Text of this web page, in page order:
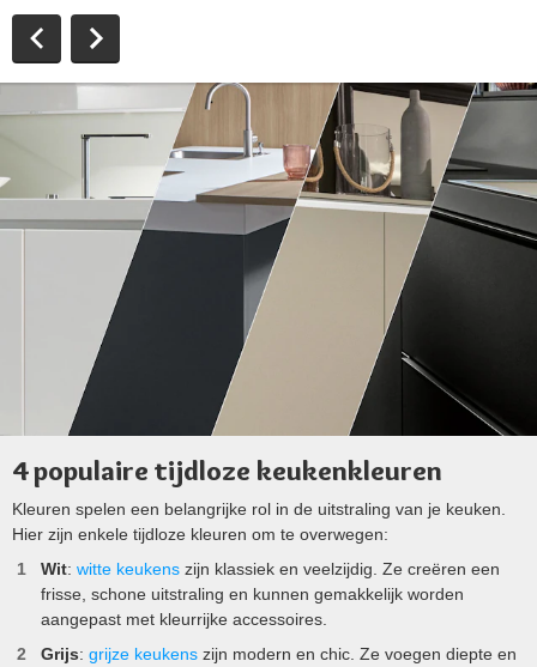
4 populaire tijdloze keukenkleuren
Kleuren spelen een belangrijke rol in de uitstraling van je keuken.
Hier zijn enkele tijdloze kleuren om te overwegen:
Wit: witte keukens zijn klassiek en veelzijdig. Ze creëren een
frisse, schone uitstraling en kunnen gemakkelijk worden
aangepast met kleurrijke accessoires.
Grijs: grijze keukens zijn modern en chic. Ze voegen diepte en